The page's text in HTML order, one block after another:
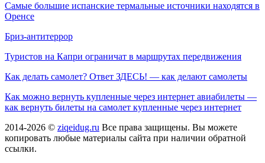
Самые большие испанские термальные источники находятся в
Оренсе
Бриз-антитеррор
Туристов на Капри ограничат в маршрутах передвижения
Как делать самолет? Ответ ЗДЕСЬ! — как делают самолеты
Как можно вернуть купленные через интернет авиабилеты —
как вернуть билеты на самолет купленные через интернет
2014-2026 © ziqeidug.ru Все права защищены. Вы можете
копировать любые материалы сайта при наличии обратной
ссылки.